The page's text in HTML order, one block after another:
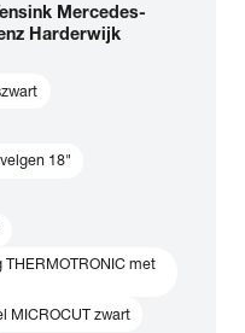
Mercedes-
Harderwijk
18"
met
MICROCUT zwart